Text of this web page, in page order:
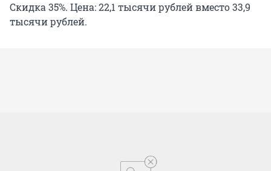
Скидка 35%. Цена: 22,1 тысячи рублей вместо 33,9
тысячи рублей.